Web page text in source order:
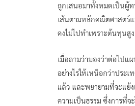
ถูกเสนอมาทั้งหมดเป็นผู้ท
เส้นตามหลักคณิตศาสตร์แ
คงไม่ไปทำเพราะต้นทุน
เมื่อถามว่ามองว่าต่อไปแ
อย่างไรให้เหนือกว่าประ
แล้ว และพยายามที่จะแย้
ความเป็นธรรม ซึ่งการที่จ